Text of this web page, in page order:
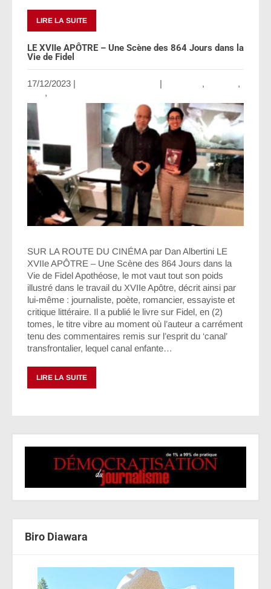
LIRE LA SUITE
LE XVIIe APÔTRE – Une Scène des 864 Jours dans la
Vie de Fidel
17/12/2023 ,
,
,
SUR LA ROUTE DU CINÉMA par Dan Albertini LE
XVIIe APÔTRE – Une Scène des 864 Jours dans la
Vie de Fidel Apothéose, le mot vaut tout son poids
illustré dans le travail du XVIIe Apôtre, décrit ainsi par
lui-même : journaliste, poète, romancier, essayiste et
critique littéraire. Il a publié le livre sur Fidel, en (2)
tomes, le titre vibre au moment où l’auteur a carrément
tenu des commentaires remis sur l’esprit du ‘canal’
transfrontalier, lequel canal enfante…
LIRE LA SUITE
Biro Diawara